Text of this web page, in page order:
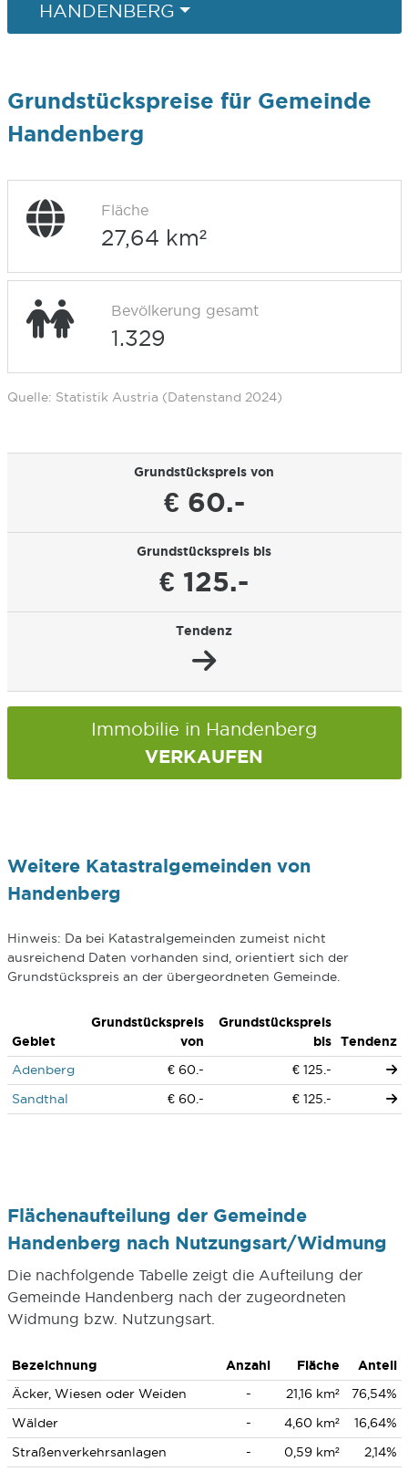
HANDENBERG
Grundstückspreise für Gemeinde
Handenberg
Fläche
27,64 km²
Bevölkerung gesamt
1.329
Quelle: Statistik Austria (Datenstand 2024)
Grundstückspreis von
€ 60.-
Grundstückspreis bis
€ 125.-
Tendenz
Immobilie in Handenberg
VERKAUFEN
Weitere Katastralgemeinden von
Handenberg
Hinweis: Da bei Katastralgemeinden zumeist nicht
ausreichend Daten vorhanden sind, orientiert sich der
Grundstückspreis an der übergeordneten Gemeinde.
Gebiet
Grundstückspreis
von
Grundstückspreis
bis
Tendenz
Adenberg
€ 60.-
€ 125.-
Sandthal
€ 60.- € 125.-
Flächenaufteilung der Gemeinde
Handenberg nach Nutzungsart/Widmung
Die nachfolgende Tabelle zeigt die Aufteilung der
Gemeinde Handenberg nach der zugeordneten
Widmung bzw. Nutzungsart.
Bezeichnung Anzahl Fläche
Anteil
Äcker, Wiesen oder Weiden
- 21,16 km²
76,54%
Wälder
- 4,60 km²
16,64%
Straßenverkehrsanlagen
- 0,59 km² 2,14%